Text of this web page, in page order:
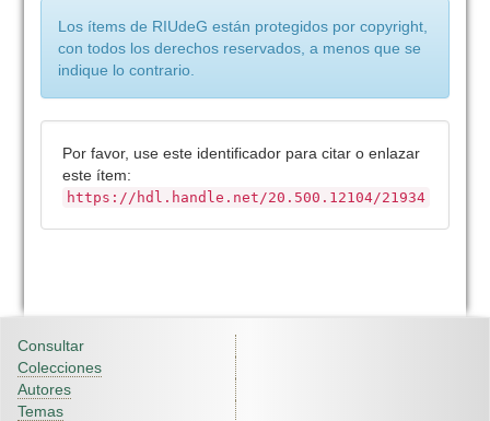
Los ítems de RIUdeG están protegidos por copyright,
con todos los derechos reservados, a menos que se
indique lo contrario.
Por favor, use este identificador para citar o enlazar
este ítem:
https://hdl.handle.net/20.500.12104/21934
Consultar
Colecciones
Autores
Temas